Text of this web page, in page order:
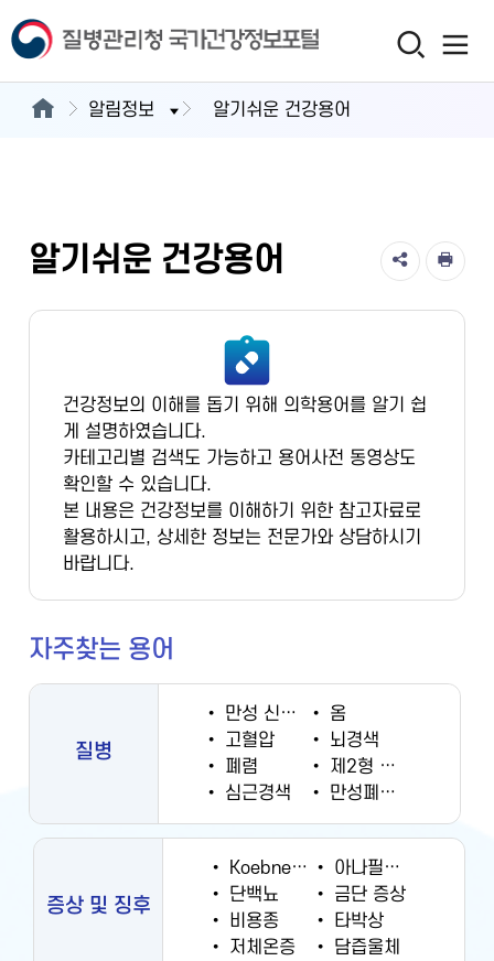
알림정보 알기쉬운 건강용어
알기쉬운 건강용어
건강정보의 이해를 돕기 위해 의학용어를 알기 쉽
게 설명하였습니다.
카테고리별 검색도 가능하고 용어사전 동영상도
확인할 수 있습니다.
본 내용은 건강정보를 이해하기 위한 참고자료로
활용하시고, 상세한 정보는 전문가와 상담하시기
바랍니다.
자주찾는 용어
질병
• 만성 신부전증 •
옴
•
고혈압 •
뇌경색
•
폐렴 •
제2형 당뇨병
•
심근경색 • 만성폐쇄성폐질환
증상 및 징후
• Koebner 현상 •
아나필락시스
•
단백뇨 •
금단 증상
•
비용종 •
타박상
•
저체온증 • 담즙울체